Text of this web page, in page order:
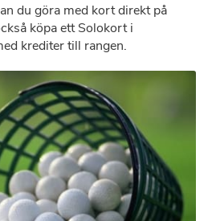
du göra med kort direkt på
köpa ett Solokort i
krediter till rangen.